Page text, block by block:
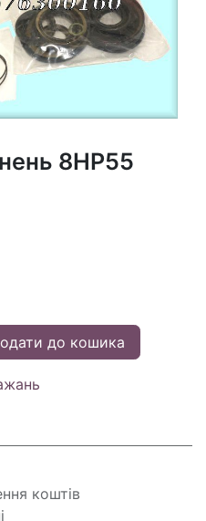
8HP55
до кошика
коштів